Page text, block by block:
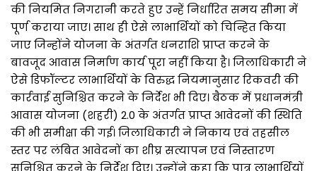
की नियमित निगरानी करते हुए उन्हें निर्धारित समय सीमा में
पूर्ण कराया जाए। साथ ही ऐसे लाभार्थियों को चिन्हित किया
जाए जिन्होंने योजना के अंतर्गत धनराशि प्राप्त करने के
बावजूद आवास निर्माण कार्य पूरा नहीं किया है। जिलाधिकारी ने
ऐसे डिफॉल्टर लाभार्थियों के विरुद्ध नियमानुसार रिकवरी की
कार्रवाई सुनिश्चित करने के निर्देश भी दिए। बैठक में प्रधानमंत्री
आवास योजना (शहरी) 2.0 के अंतर्गत प्राप्त आवेदनों की स्थिति
की भी समीक्षा की गई। जिलाधिकारी ने निकाय एवं तहसील
स्तर पर लंबित आवेदनों का शीघ्र सत्यापन एवं निस्तारण
सुनिश्चित करने के निर्देश दिए। उन्होंने कहा कि पात्र लाभार्थियों